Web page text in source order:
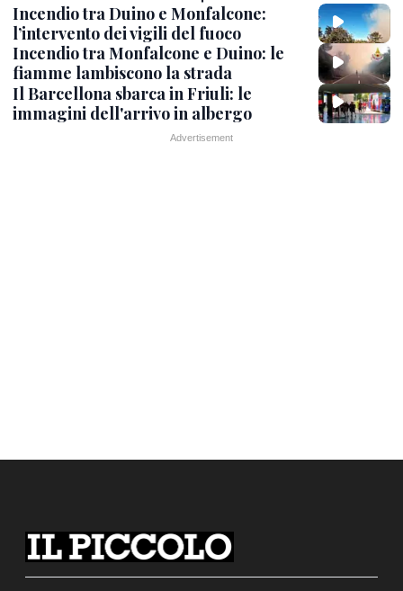
Incendio tra Duino e Monfalcone:
l’intervento dei vigili del fuoco
Incendio tra Monfalcone e Duino: le
fiamme lambiscono la strada
Il Barcellona sbarca in Friuli: le
immagini dell'arrivo in albergo